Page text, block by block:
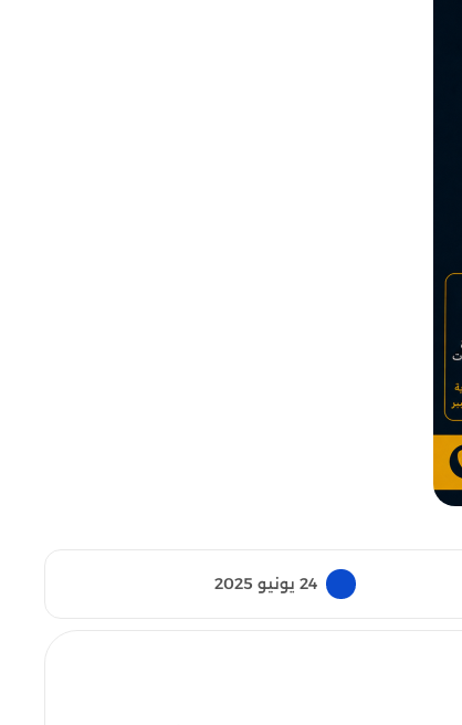
24 يونيو 2025